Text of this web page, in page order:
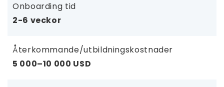
Onboarding tid
2-6 veckor
Återkommande/utbildningskostnader
5 000–10 000 USD